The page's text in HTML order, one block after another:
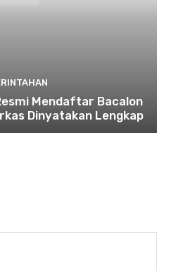
Mendaftar Bacalon
Dinyatakan Lengkap